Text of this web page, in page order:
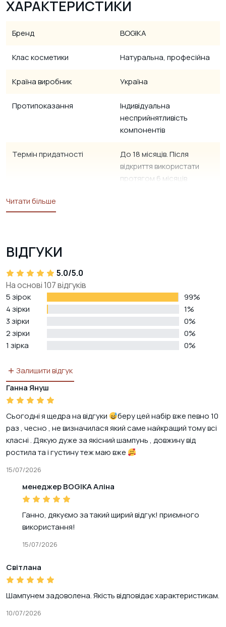
ХАРАКТЕРИСТИКИ
Бренд BOGIKA
Клас косметики Натуральна, професійна
Країна виробник Україна
Протипоказання
Індивідуальна
несприйнятливість
компонентів
Термін придатності
До 18 місяців. Після
відкриття використати
протягом 6 місяців
Зберігання
Країна реєстрації бренду Україна
Вага
* продукти органічного походження
Читати більше
ВІДГУКИ
5.0/5.0
На основі 107 відгуків
5 зірок
99%
4 зірки
1%
3 зірки
0%
2 зірки
0%
1 зірка
0%
Залишити відгук
Ганна Януш
Сьогодні я щедра на відгуки
беру цей набір вже певно 10
раз , чесно , не визначилася який саме найкращий тому всі
класні . Дякую дуже за якісний шампунь , довжину від
ростила та і густину теж маю вже
15/07/2026
менеджер BOGIKA Аліна
Ганно, дякуємо за такий щирий відгук! приємного
використання!
15/07/2026
Світлана
Шампунем задоволена. Якість відповідає характеристикам.
10/07/2026